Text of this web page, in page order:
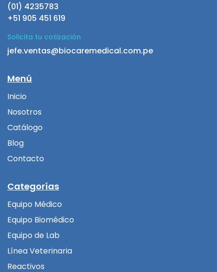
(01) 4235783
+51 905 451 619
Solicita tu cotización
jefe.ventas@biocaremedical.com.pe
Menú
Inicio
Nosotros
Catálogo
Blog
Contacto
Categorías
Equipo Médico
Equipo Biomédico
Equipo de Lab
Línea Veterinaria
Reactivos